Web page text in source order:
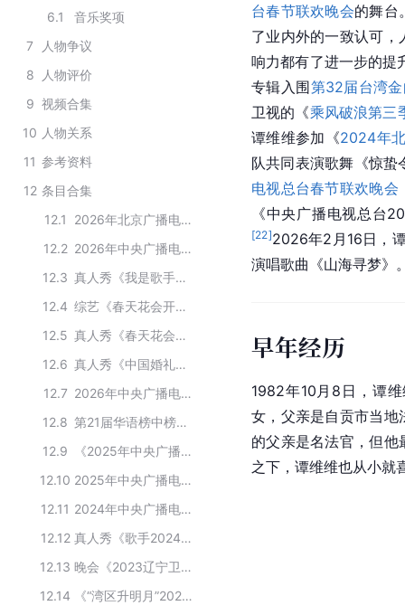
6.1
音乐奖项
7
人物争议
8
人物评价
9 视频合集
10 人物关系
11 参考资料
12 条目合集
12.1
2026年北京广播电视台春节联欢晚会嘉宾名单
12.2
2026年中央广播电视总台春节联欢晚会节目单
12.3
真人秀《我是歌手第二季》的参演人员
12.4
综艺《春天花会开》的演职人员
12.5
真人秀《春天花会开》主要演职员
12.6
真人秀《中国婚礼—好事成双季》的参演嘉宾
12.7
2026年中央广播电视总台元宵晚会的演职人员
12.8
第21届华语榜中榜获奖者
12.9
《2025年中央广播电视总台中秋晚会》节目单
12.10
2025年中央广播电视总台春节联欢晚会节目单
12.11
2024年中央广播电视总台中秋晚会表演嘉宾名单
12.12
真人秀《歌手2024》的主要演职人员
12.13
晚会《2023辽宁卫视春节联欢晚会》的主要嘉宾
12.14
《“湾区升明月”2023大湾区电影音乐晚会》出演明星嘉宾
台春节联欢晚会的舞台
了业内外的一致认可
响力都有了进一步的提
专辑入围第32届台湾
卫视的《乘风破浪第三
谭维维参加《2024年
队共同表演歌舞《惊蛰
电视总台春节联欢晚会
《中央广播电视总台
[22]2026年2月16日，
演唱歌曲《山海寻梦》
早年经历
1982年10月8日，谭
女，父亲是自贡市当地
的父亲是名法官，但
之下，谭维维也从小就